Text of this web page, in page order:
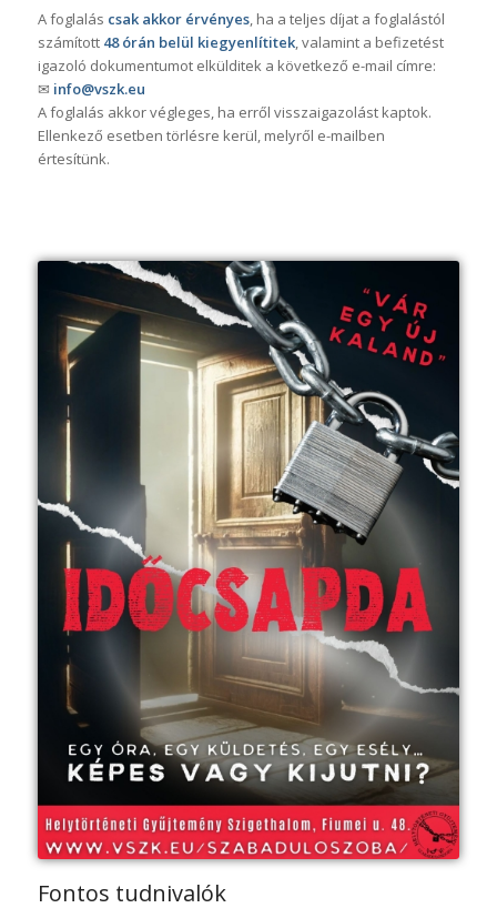
A foglalás csak akkor érvényes, ha a teljes díjat a foglalástól
számított 48 órán belül kiegyenlítitek, valamint a befizetést
igazoló dokumentumot elkülditek a következő e-mail címre:
✉ info@vszk.eu
A foglalás akkor végleges, ha erről visszaigazolást kaptok.
Ellenkező esetben törlésre kerül, melyről e-mailben
értesítünk.
Fontos tudnivalók